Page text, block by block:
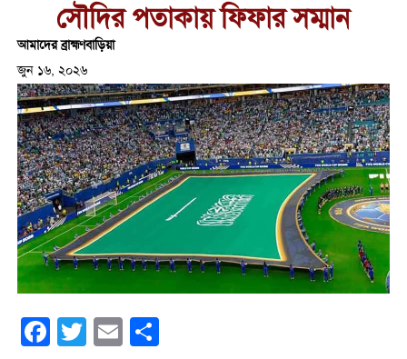
সৌদির পতাকায় ফিফার সম্মান
আমাদের ব্রাহ্মণবাড়িয়া
জুন ১৬, ২০২৬
Facebook
Twitter Email